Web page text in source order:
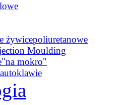
żywicepoliuretanowe
Moulding
"na mokro"